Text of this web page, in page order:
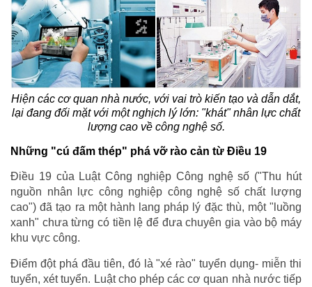
Hiện các cơ quan nhà nước, với vai trò kiến tạo và dẫn dắt,
lại đang đối mặt với một nghịch lý lớn: "khát" nhân lực chất
lượng cao về công nghệ số.
Những "cú đấm thép" phá vỡ rào cản từ Điều 19
Điều 19 của Luật Công nghiệp Công nghệ số ("Thu hút
nguồn nhân lực công nghiệp công nghệ số chất lượng
cao") đã tạo ra một hành lang pháp lý đặc thù, một "luồng
xanh" chưa từng có tiền lệ để đưa chuyên gia vào bộ máy
khu vực công.
Điểm đột phá đầu tiên, đó là "xé rào" tuyển dụng- miễn thi
tuyển, xét tuyển. Luật cho phép các cơ quan nhà nước tiếp